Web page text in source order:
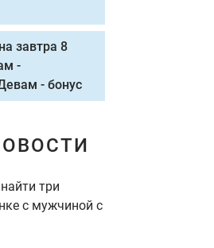
завтра 8
-
- бонус
три
с мужчиной с